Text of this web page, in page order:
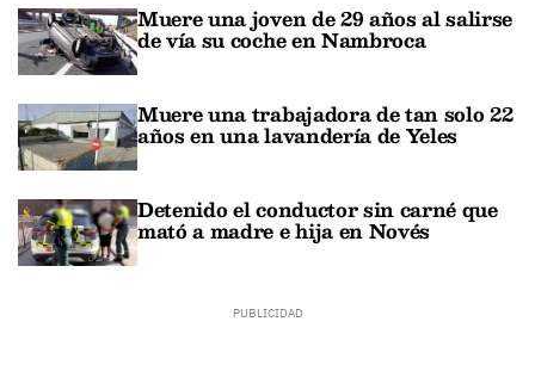
Muere una joven de 29 años al salirse
de vía su coche en Nambroca
Muere una trabajadora de tan solo 22
años en una lavandería de Yeles
Detenido el conductor sin carné que
mató a madre e hija en Novés